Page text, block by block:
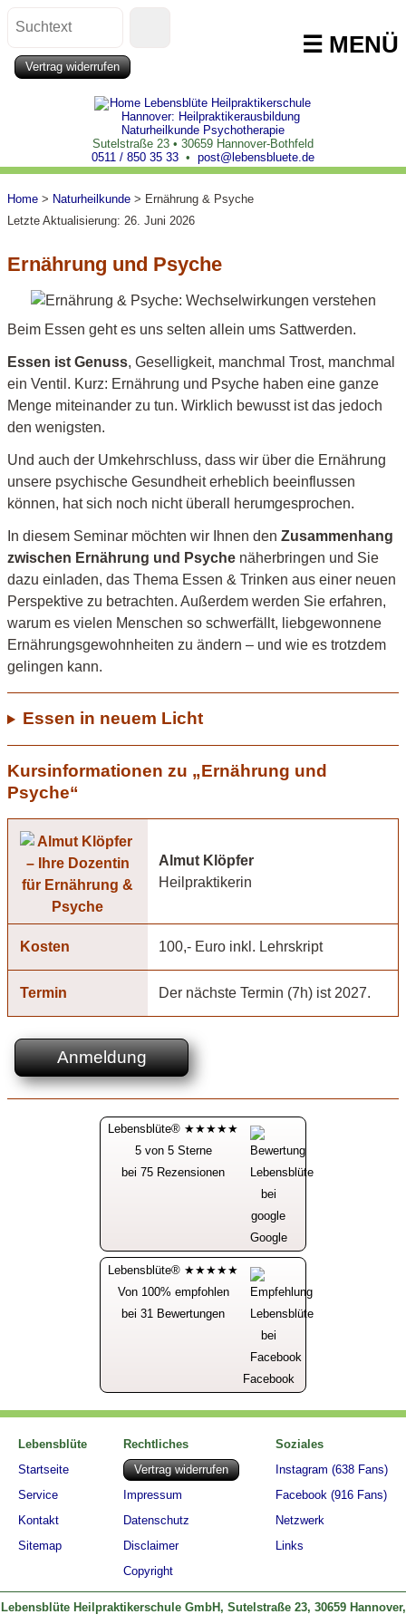
Vertrag widerrufen
up
and
down
arrows
result.
Press
enter
to
the
selected
can
use
touch
and
swipe
gestures.
☰ MENÜ
Sutelstraße 23 • 30659 Hannover-Bothfeld
0511 / 850 35 33 • post@lebensbluete.de
Home > Naturheilkunde > Ernährung & Psyche
Letzte Aktualisierung: 26. Juni 2026
Ernährung und Psyche
Beim Essen geht es uns selten allein ums Sattwerden.
Essen ist Genuss, Geselligkeit, manchmal Trost, manchmal
ein Ventil. Kurz: Ernährung und Psyche haben eine ganze
Menge miteinander zu tun. Wirklich bewusst ist das jedoch
den wenigsten.
Und auch der Umkehrschluss, dass wir über die Ernährung
unsere psychische Gesundheit erheblich beeinflussen
können, hat sich noch nicht überall herumgesprochen.
In diesem Seminar möchten wir Ihnen den Zusammenhang
zwischen Ernährung und Psyche näherbringen und Sie
dazu einladen, das Thema Essen & Trinken aus einer neuen
Perspektive zu betrachten. Außerdem werden Sie erfahren,
warum es vielen Menschen so schwerfällt, liebgewonnene
Ernährungsgewohnheiten zu ändern – und wie es trotzdem
gelingen kann.
Essen in neuem Licht
Kursinformationen zu „Ernährung und
Psyche“
Almut Klöpfer
Heilpraktikerin
Kosten 100,- Euro inkl. Lehrskript
Termin Der nächste Termin (7h) ist 2027.
Anmeldung
Lebensblüte® ★★★★★
5 von 5 Sterne
bei 75 Rezensionen
Google
Lebensblüte® ★★★★★
Von 100% empfohlen
bei 31 Bewertungen
Facebook
Lebensblüte
Startseite
Service
Kontakt
Sitemap
Rechtliches
Vertrag widerrufen
Impressum
Datenschutz
Disclaimer
Copyright
Soziales
Instagram (638 Fans)
Facebook (916 Fans)
Netzwerk
Links
Lebensblüte Heilpraktikerschule GmbH, Sutelstraße 23, 30659 Hannover,